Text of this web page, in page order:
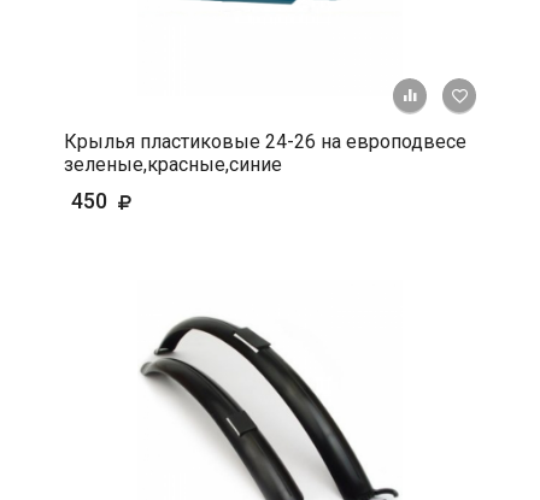
+ К
Крылья пластиковые 24-26 на европодвесе
зеленые,красные,синие
450